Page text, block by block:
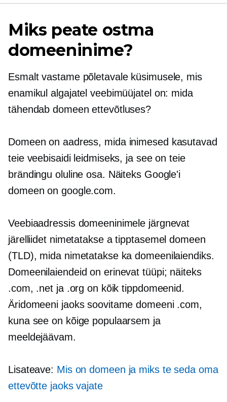
Miks peate ostma
domeeninime?
Esmalt vastame põletavale küsimusele, mis
enamikul algajatel veebimüüjatel on: mida
tähendab domeen ettevõtluses?
Domeen on aadress, mida inimesed kasutavad
teie veebisaidi leidmiseks, ja see on teie
brändingu oluline osa. Näiteks Google'i
domeen on google.com.
Veebiaadressis domeeninimele järgnevat
järelliidet nimetatakse atipptasemel domeen
(TLD), mida nimetatakse ka domeenilaiendiks.
Domeenilaiendeid on erinevat tüüpi; näiteks
.com, .net ja .org on kõik tippdomeenid.
Äridomeeni jaoks soovitame domeeni .com,
kuna see on kõige populaarsem ja
meeldejäävam.
Lisateave: Mis on domeen ja miks te seda oma
ettevõtte jaoks vajate